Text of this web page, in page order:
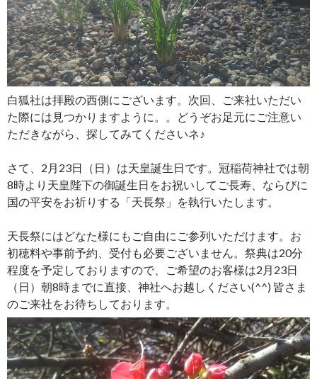
白狐社は拝殿の西側にございます。次回、ご来社いただい
た際には見つかりますように。。どうぞお足元にご注意い
ただきながら、探してみてくださいネ♪
さて、2月23日（日）は天皇誕生日です。冠稲荷神社では朝
8時より天皇陛下の御誕生日をお祝いしてご長寿、ならびに
国の平安をお祈りする「天長祭」を執行いたします。
天長祭にはどなた様にもご自由にご参列いただけます。お
初穂料や事前予約、受付も必要ございません。祭典は20分
程度を予定しておりますので、ご希望のお客様は2月23日
（日）朝8時までに直接、神社へお越しください(^^) 皆さま
のご来社をお待ちしております。